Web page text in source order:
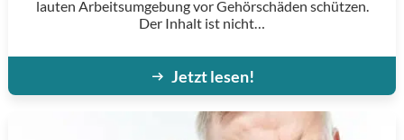
lauten Arbeitsumgebung vor Gehörschäden schützen.
Der Inhalt ist nicht…
Jetzt lesen!